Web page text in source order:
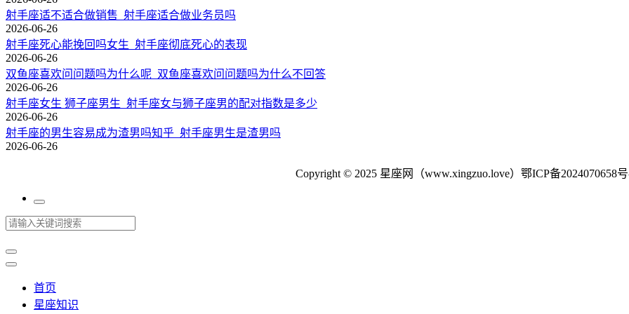
射手座适不适合做销售_射手座适合做业务员吗
2026-06-26
射手座死心能挽回吗女生_射手座彻底死心的表现
2026-06-26
双鱼座喜欢问问题吗为什么呢_双鱼座喜欢问问题吗为什么不回答
2026-06-26
射手座女生 狮子座男生_射手座女与狮子座男的配对指数是多少
2026-06-26
射手座的男生容易成为渣男吗知乎_射手座男生是渣男吗
2026-06-26
Copyright © 2025 星座网（www.xingzuo.love） 鄂ICP备2024070658
首页
星座知识